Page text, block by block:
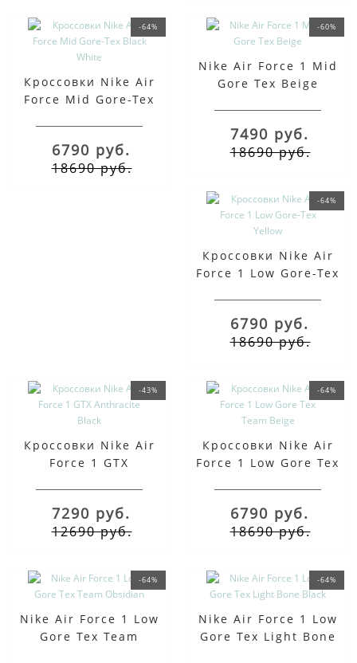
-64%
Кроссовки Nike Air
Force Mid Gore-Tex
6790 руб.
18690 руб.
-60%
Nike Air Force 1 Mid
Gore Tex Beige
7490 руб.
18690 руб.
-64%
Кроссовки Nike Air
Force 1 Low Gore-Tex
6790 руб.
18690 руб.
-43%
Кроссовки Nike Air
Force 1 GTX
7290 руб.
12690 руб.
-64%
Кроссовки Nike Air
Force 1 Low Gore Tex
6790 руб.
18690 руб.
-64%
Nike Air Force 1 Low
Gore Tex Team
-64%
Nike Air Force 1 Low
Gore Tex Light Bone